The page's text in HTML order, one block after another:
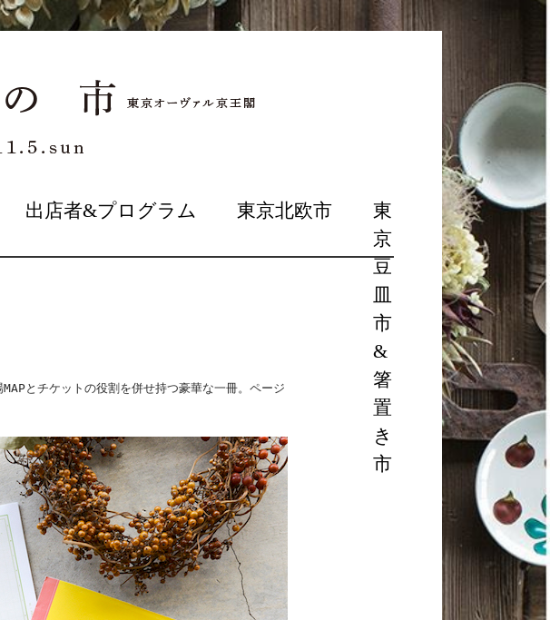
出店者&プログラム 東京北欧市
東
京
豆
皿
市
&
箸
置
き
市
とチケットの役割を併せ持つ豪華な一冊。ページ